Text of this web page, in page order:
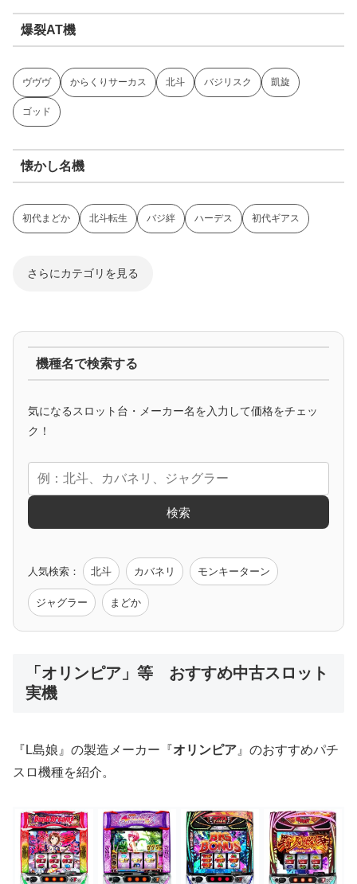
爆裂AT機
ヴヴヴ からくりサーカス 北斗 バジリスク 凱旋
ゴッド
懐かし名機
初代まどか 北斗転生 バジ絆 ハーデス 初代ギアス
さらにカテゴリを見る
マイジャグ ファンキー アイム ゴージャグ ハッピー
アニメタイアップ
エヴァ コードギアス 化物語 炎炎ノ消防隊
モンハン バイオ ペルソナ
値下げ台
機種名で検索する
気になるスロット台・メーカー名を入力して価格をチェッ
ク！
検索
人気検索： 北斗 カバネリ モンキーターン
ジャグラー まどか
「オリンピア」等 おすすめ中古スロット
実機
『L島娘』の製造メーカー『オリンピア 』のおすすめパチ
スロ機種を紹介。